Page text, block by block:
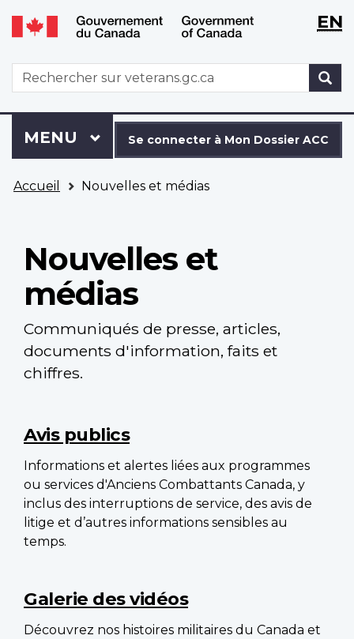
Aller
au
principal
Passer
à
version
HTML
simplifiée
WxT
WxTEN
WxT
Search
form
connecter
à
Dossier
Se connecter à Mon Dossier ACC
Menu
MENU PRINCIPAL
êtes
Accueil Nouvelles et médias
Nouvelles et
médias
Communiqués de presse, articles,
documents d'information, faits et
chiffres.
navigation
Avis publics
Informations et alertes liées aux programmes
ou services d'Anciens Combattants Canada, y
inclus des interruptions de service, des avis de
litige et d’autres informations sensibles au
temps.
Galerie des vidéos
Découvrez nos histoires militaires du Canada et